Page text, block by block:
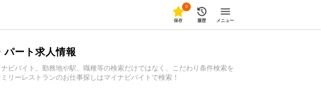
0
保存 履歴 メニュー
パート求人情報
ビバイト。勤務地や駅、職種等の検索だけではなく、こだわり条件検索を
リーレストランのお仕事探しはマイナビバイトで検索！